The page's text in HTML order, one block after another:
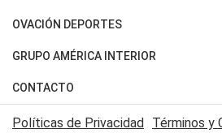
Política
Judiciales
Economia
Horóscopo
Motores
Trucos caseros
Series y Películas
OVACIÓN DEPORTES
Fútbol
Mundial
Automovilismo
GRUPO AMÉRICA INTERIOR
Canal 7 en Vivo
CONTACTO
Acerca de Nosotros
Políticas de Privacidad Términos y